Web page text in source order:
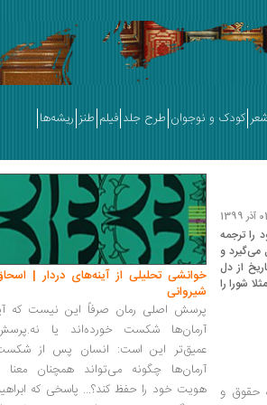
شعر کودک و نوجوان طرح جلد فیلم طنز ریشه‌ها
01 آذر 1399
را ترجمه
می‌گیرد و
از دل
شورا را
حقوق و
خوانشی تحلیلی از آینه‌های دردار |
شیروانی
پرسش اصلی رمان صرفاً این نیست که
آرمان‌ها شکست خورده‌اند یا
عمیق‌تر این است: انسان پس از
آرمان‌ها چگونه می‌تواند همچنان معنا
هویت خود را حفظ کند؟... پاسخی که